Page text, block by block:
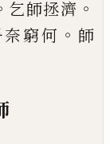
乞師拯濟 。
奈窮何 。 師